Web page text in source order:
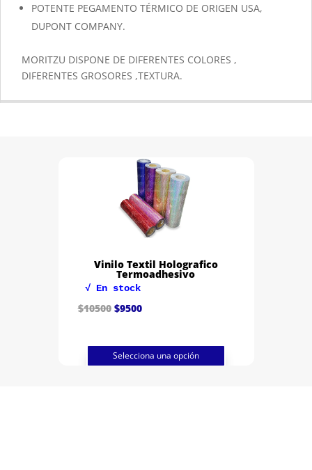
POTENTE PEGAMENTO TÉRMICO DE ORIGEN USA,
DUPONT COMPANY.
MORITZU DISPONE DE DIFERENTES COLORES ,
DIFERENTES GROSORES ,TEXTURA.
Vinilo Textil Holografico
Termoadhesivo
√ En stock
$10500 El
precio
$9500El
precio
Selecciona una opción